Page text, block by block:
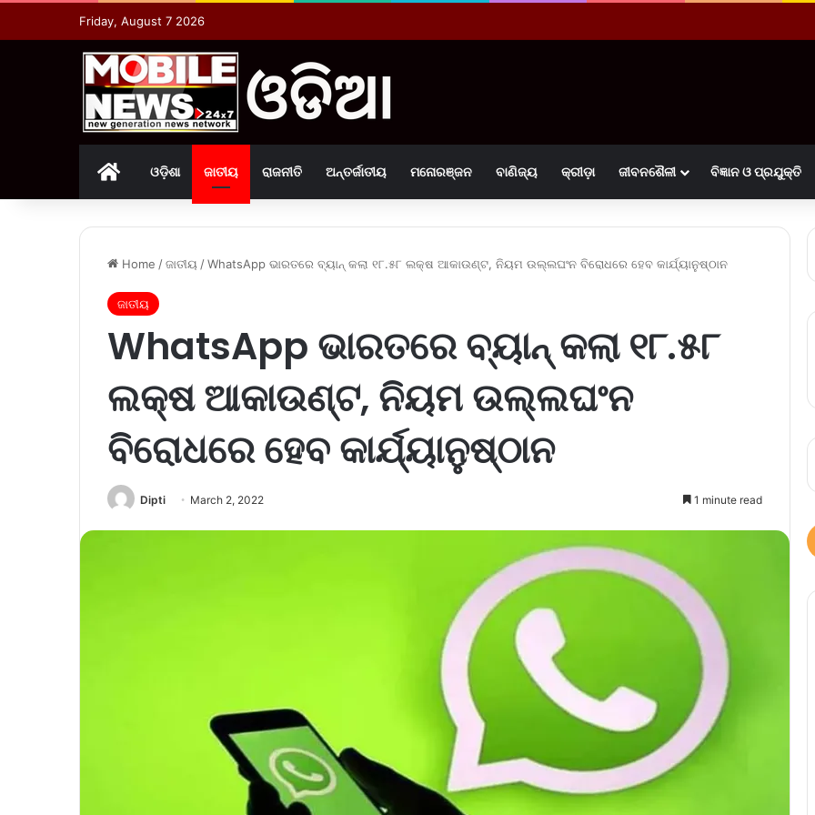
Friday, August 7 2026
Homeଓଡ଼ିଶା ଜାତୀୟ ରାଜନୀତି ଅନ୍ତର୍ଜାତୀୟ ମନୋରଞ୍ଜନ ବାଣିଜ୍ୟ କ୍ରୀଡ଼ା ଜୀବନଶୈଳୀ ବିଜ୍ଞାନ ଓ ପ୍ରଯୁକ୍ତି
Home /ଜାତୀୟ /WhatsApp ଭାରତରେ ବ୍ୟାନ୍‌ କଲା ୧୮.୫୮ ଲକ୍ଷ ଆକାଉଣ୍ଟ, ନିୟମ ଉଲ୍ଲଘଂନ ବିରୋଧରେ ହେବ କାର୍ଯ୍ୟାନୁଷ୍ଠାନ
ଜାତୀୟ
WhatsApp ଭାରତରେ ବ୍ୟାନ୍‌ କଲା ୧୮.୫୮
ଲକ୍ଷ ଆକାଉଣ୍ଟ, ନିୟମ ଉଲ୍ଲଘଂନ
ବିରୋଧରେ ହେବ କାର୍ଯ୍ୟାନୁଷ୍ଠାନ
Dipti March 2, 2022 1 minute read